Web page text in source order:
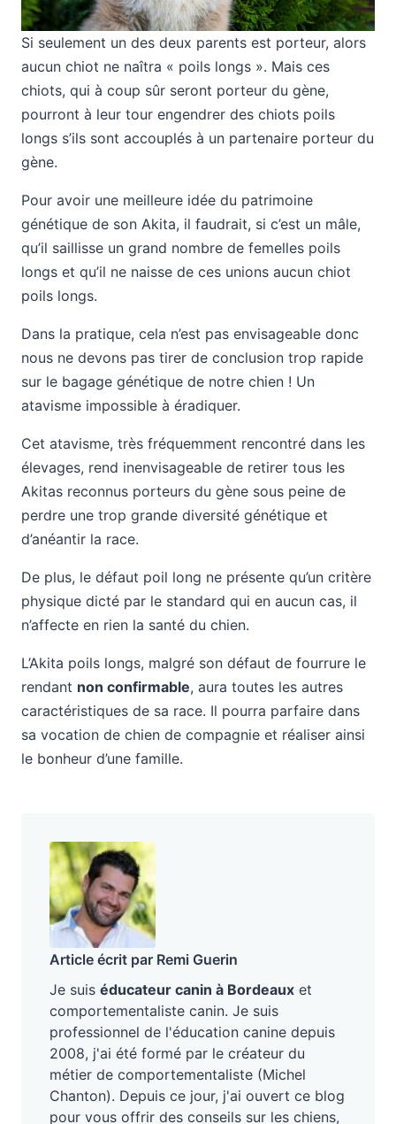
Si seulement un des deux parents est porteur, alors
aucun chiot ne naîtra « poils longs ». Mais ces
chiots, qui à coup sûr seront porteur du gène,
pourront à leur tour engendrer des chiots poils
longs s’ils sont accouplés à un partenaire porteur du
gène.
Pour avoir une meilleure idée du patrimoine
génétique de son Akita, il faudrait, si c’est un mâle,
qu’il saillisse un grand nombre de femelles poils
longs et qu’il ne naisse de ces unions aucun chiot
poils longs.
Dans la pratique, cela n’est pas envisageable donc
nous ne devons pas tirer de conclusion trop rapide
sur le bagage génétique de notre chien ! Un
atavisme impossible à éradiquer.
Cet atavisme, très fréquemment rencontré dans les
élevages, rend inenvisageable de retirer tous les
Akitas reconnus porteurs du gène sous peine de
perdre une trop grande diversité génétique et
d’anéantir la race.
De plus, le défaut poil long ne présente qu’un critère
physique dicté par le standard qui en aucun cas, il
n’affecte en rien la santé du chien.
L’Akita poils longs, malgré son défaut de fourrure le
rendant non confirmable, aura toutes les autres
caractéristiques de sa race. Il pourra parfaire dans
sa vocation de chien de compagnie et réaliser ainsi
le bonheur d’une famille.
Article écrit par Remi Guerin
Je suis éducateur canin à Bordeaux et
comportementaliste canin. Je suis
professionnel de l'éducation canine depuis
2008, j'ai été formé par le créateur du
métier de comportementaliste (Michel
Chanton). Depuis ce jour, j'ai ouvert ce blog
pour vous offrir des conseils sur les chiens,